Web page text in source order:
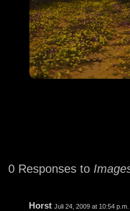
0 Responses to
Horst Juli 24, 2009 at 10:54 p.m.